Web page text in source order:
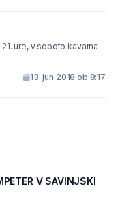
ure, v soboto kavarna
13. jun 2018 ob 8:17
V SAVINJSKI